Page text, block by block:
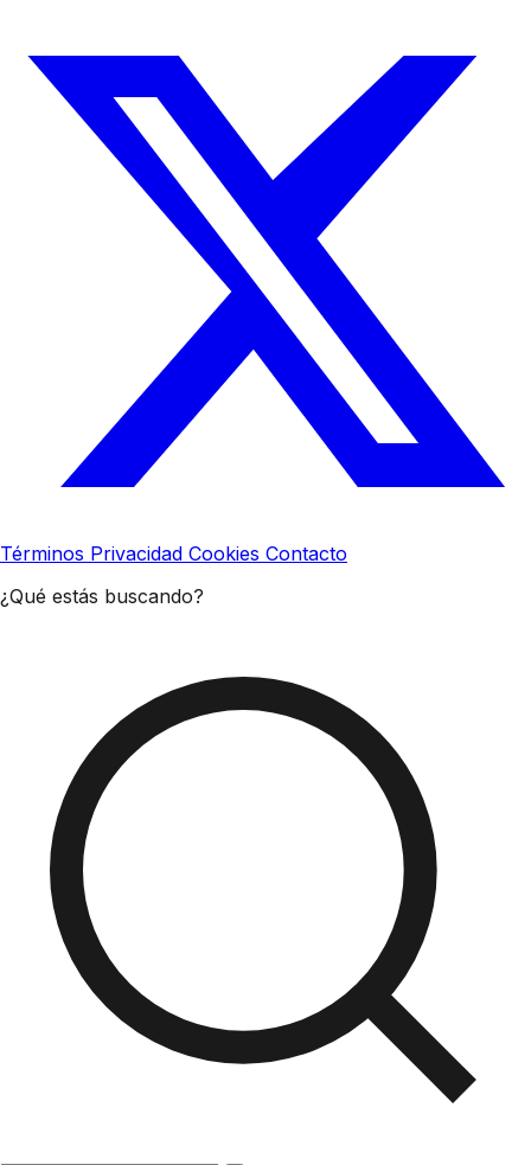
Términos Privacidad Cookies Contacto
¿Qué estás buscando?